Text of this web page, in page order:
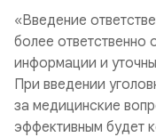
«Введение
более ответственно
информации и
При введении
за медицинские
эффективным будет